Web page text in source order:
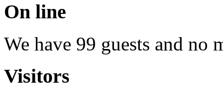
On line
We have 99 guests and no
Visitors